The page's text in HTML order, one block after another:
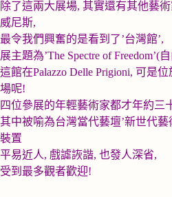
除了這兩大展場, 其實還有其他藝
威尼斯,
最令我們興奮的是看到了’台灣館’,
展主題為’The Spectre of Freedom’(
這館在Palazzo Delle Prigioni, 可是位
場呢!
四位參展的年輕藝術家都才年約三
其中被喻為台灣當代藝壇’新世代藝
裝置
平易近人, 戲謔詼諧, 也發人深省,
受到最多觀者歡迎!